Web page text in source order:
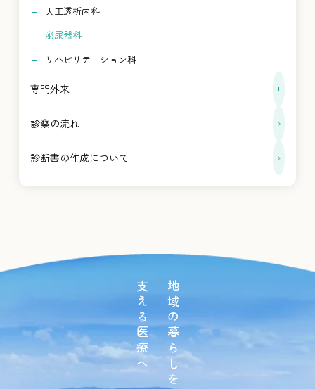
人工透析内科
泌尿器科
リハビリテーション科
専門外来
診察の流れ
診断書の作成について
地域の暮らしを
支える医療へ